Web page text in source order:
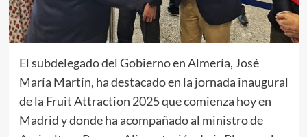
El subdelegado del Gobierno en Almería, José
María Martín, ha destacado en la jornada inaugural
de la Fruit Attraction 2025 que comienza hoy en
Madrid y donde ha acompañado al ministro de